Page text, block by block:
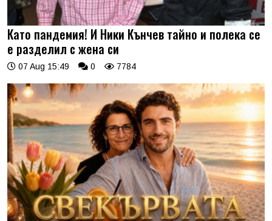
Като пандемия! И Ники Кънчев тайно и полека се
е разделил с жена си
07 Aug 15:49 0 7784